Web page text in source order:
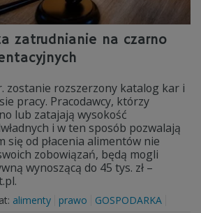
zatrudnianie na czarno
zostanie rozszerzony katalog kar i
pracy. Pracodawcy, którzy
lub zatajają wysokość
i w ten sposób pozwalają
się od płacenia alimentów nie
zobowiązań, będą mogli
wynoszącą do 45 tys. zł –
alimenty prawo GOSPODARKA